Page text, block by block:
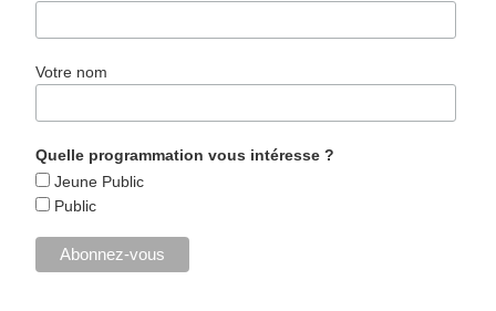
Votre nom
Quelle programmation vous intéresse ?
Jeune Public
Public